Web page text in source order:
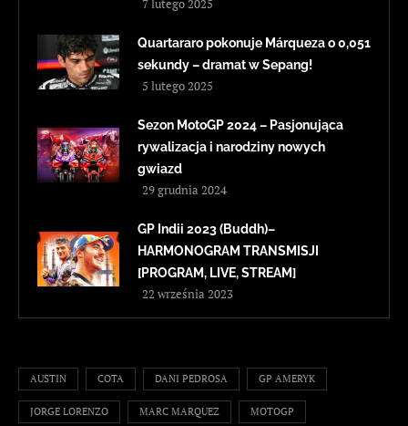
7 lutego 2025
Quartararo pokonuje Márqueza o 0,051
sekundy – dramat w Sepang!
5 lutego 2025
Sezon MotoGP 2024 – Pasjonująca
rywalizacja i narodziny nowych
gwiazd
29 grudnia 2024
GP Indii 2023 (Buddh)–
HARMONOGRAM TRANSMISJI
[PROGRAM, LIVE, STREAM]
22 września 2023
AUSTIN COTA DANI PEDROSA GP AMERYK
JORGE LORENZO MARC MARQUEZ MOTOGP